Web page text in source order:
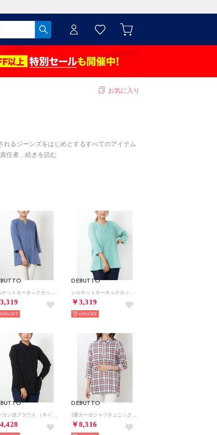
お気に入り
れるジーンズをはじめとするすべてのアイテム
任者
続きを読む
49%
DEBUTTO
￥3,319
49%
DEBUTTO
￥8,316